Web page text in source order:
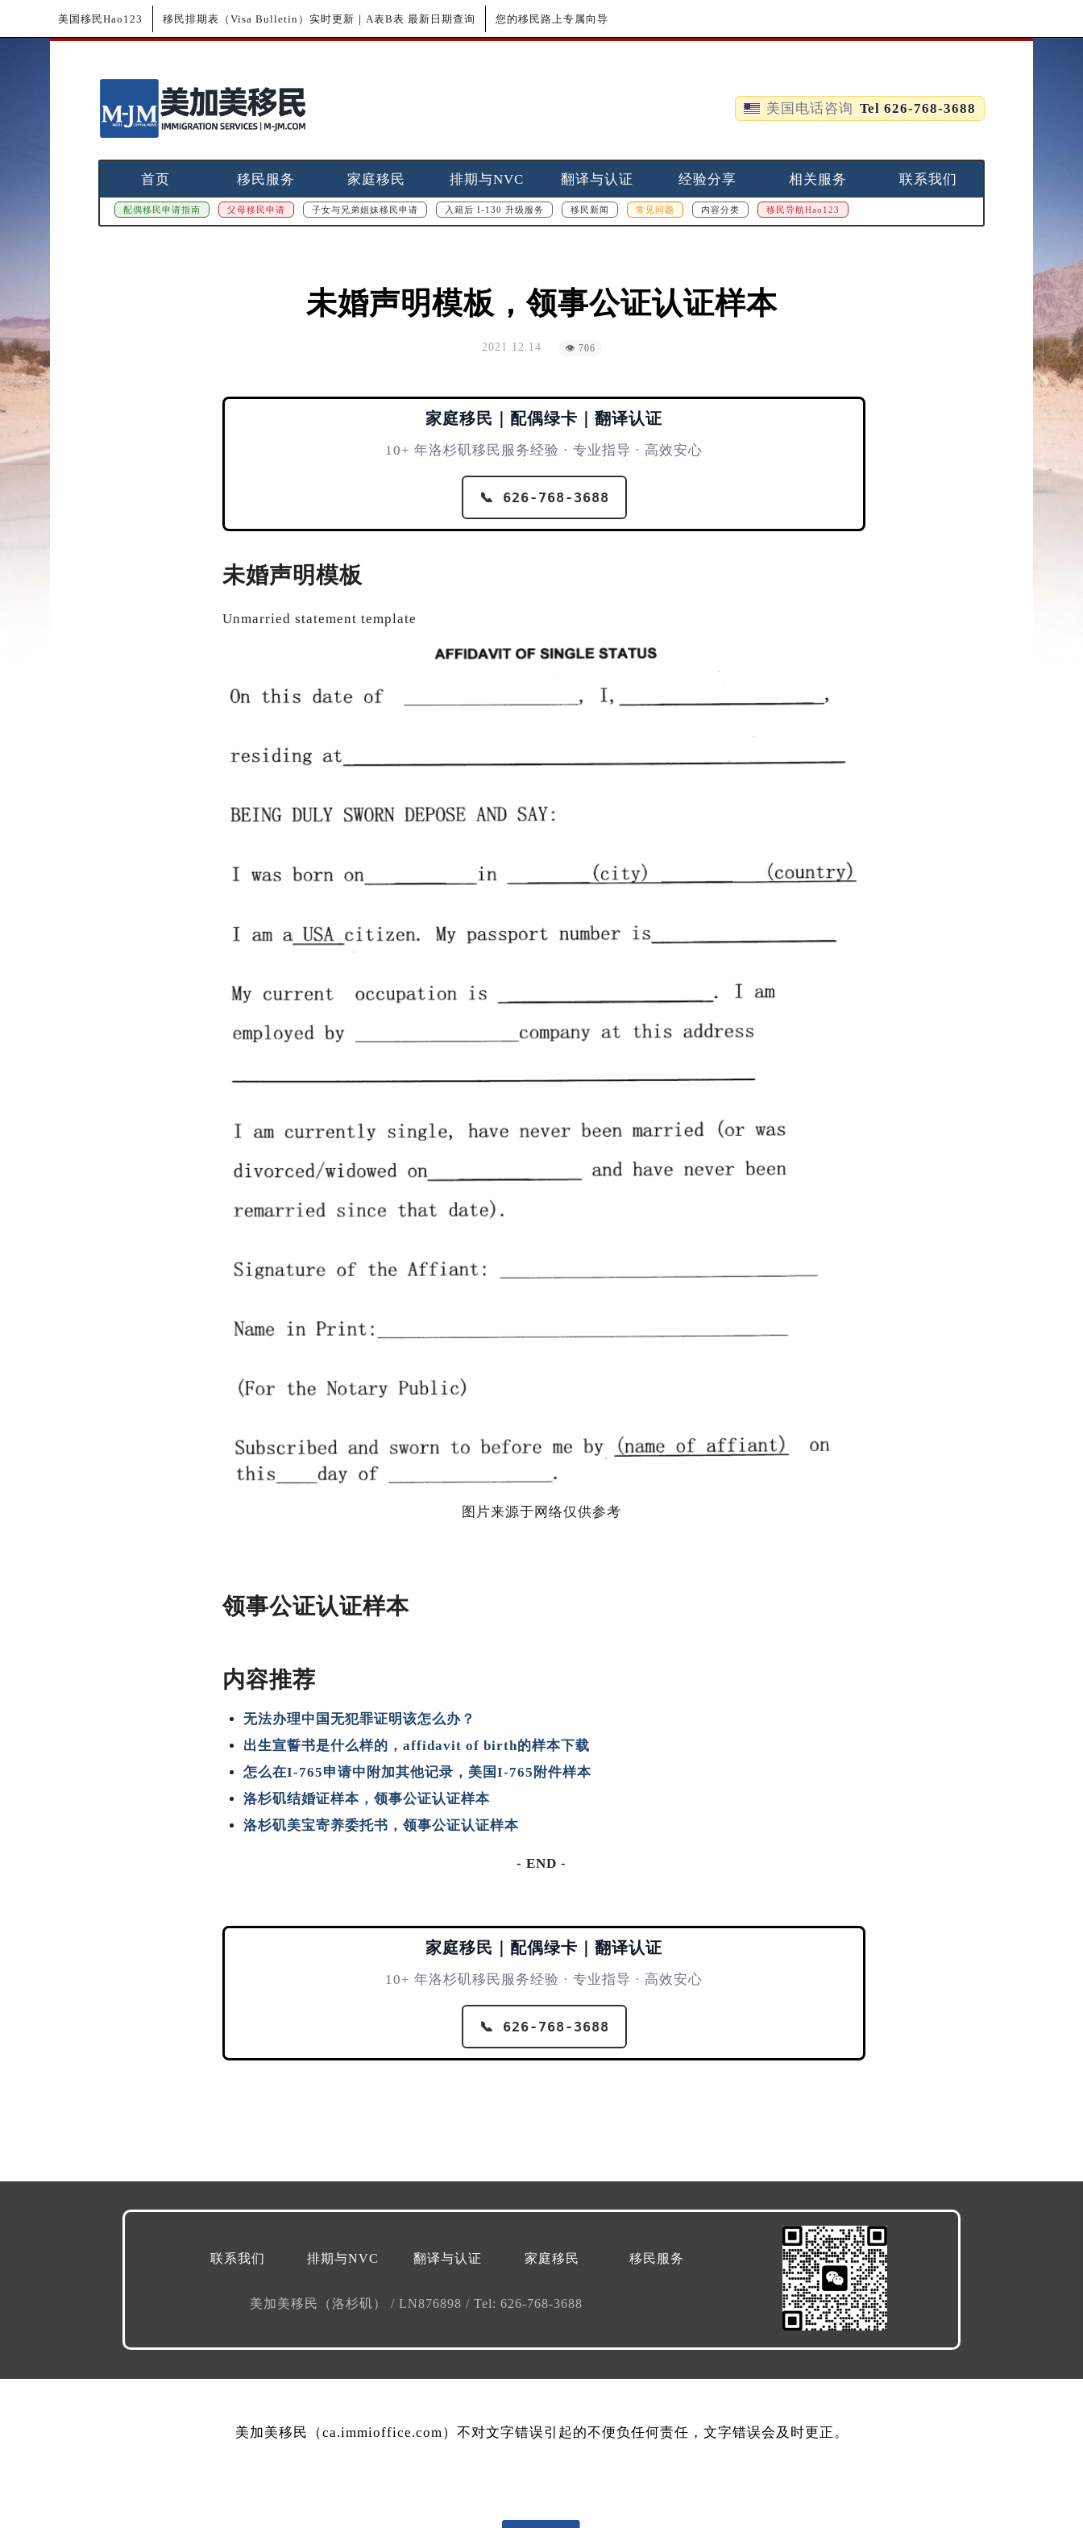
美国移民Hao123 移民排期表（Visa Bulletin）实时更新｜A表B表 最新日期查询 您的移民路上专属向导
美国电话咨询 Tel 626-768-3688
首页 移民服务 家庭移民 排期与NVC 翻译与认证 经验分享 相关服务 联系我们
配偶移民申请指南 父母移民申请 子女与兄弟姐妹移民申请 入籍后 I-130 升级服务 移民新闻 常见问题 内容分类 移民导航Hao123
未婚声明模板，领事公证认证样本
2021.12.14 👁 706
家庭移民｜配偶绿卡｜翻译认证
10+ 年洛杉矶移民服务经验 · 专业指导 · 高效安心
📞 626-768-3688
未婚声明模板
Unmarried statement template
图片来源于网络仅供参考
领事公证认证样本
内容推荐
无法办理中国无犯罪证明该怎么办？
出生宣誓书是什么样的，affidavit of birth的样本下载
怎么在I-765申请中附加其他记录，美国I-765附件样本
洛杉矶结婚证样本，领事公证认证样本
洛杉矶美宝寄养委托书，领事公证认证样本
- END -
家庭移民｜配偶绿卡｜翻译认证
10+ 年洛杉矶移民服务经验 · 专业指导 · 高效安心
📞 626-768-3688
移民服务
家庭移民
翻译与认证
排期与NVC
联系我们
美加美移民（洛杉矶） / LN876898 / Tel: 626-768-3688
美加美移民（ca.immioffice.com）不对文字错误引起的不便负任何责任，文字错误会及时更正。